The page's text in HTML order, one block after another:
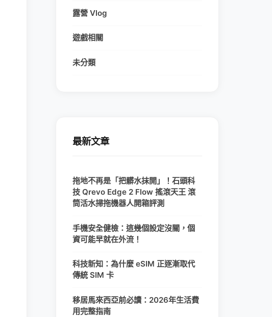
露營 Vlog
遊戲相關
未分類
最新文章
拖地不再是「把髒水抹開」！石頭科
技 Qrevo Edge 2 Flow 搖滾天王 滾
筒活水掃拖機器人開箱評測
手機安全健檢：這幾個設定沒關，個
資可能早就在外流！
科技新知：為什麼 eSIM 正逐漸取代
傳統 SIM 卡
移居馬來西亞前必讀：2026年生活費
用完整指南